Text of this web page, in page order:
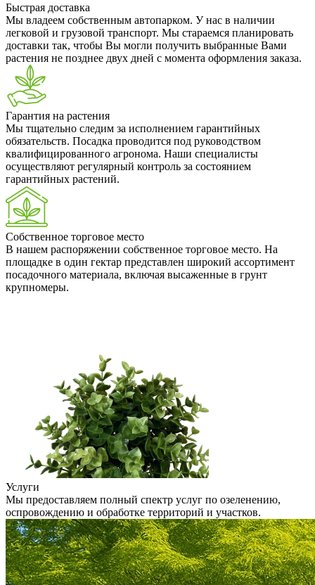
Быстрая доставка
Мы владеем собственным автопарком. У нас в наличии
легковой и грузовой транспорт. Мы стараемся планировать
доставки так, чтобы Вы могли получить выбранные Вами
растения не позднее двух дней с момента оформления заказа.
Гарантия на растения
Мы тщательно следим за исполнением гарантийных
обязательств. Посадка проводится под руководством
квалифицированного агронома. Наши специалисты
осуществляют регулярный контроль за состоянием
гарантийных растений.
Собственное торговое место
В нашем распоряжении собственное торговое место. На
площадке в один гектар представлен широкий ассортимент
посадочного материала, включая высаженные в грунт
крупномеры.
Услуги
Мы предоставляем полный спектр услуг по озеленению,
оспровождению и обработке территорий и участков.